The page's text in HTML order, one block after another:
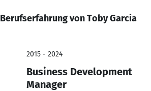
Berufserfahrung von Toby Garcia
2015 - 2024
Business Development
Manager